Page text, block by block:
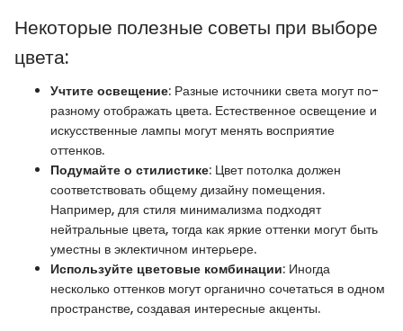
Некоторые полезные советы при выборе
цвета:
Учтите освещение: Разные источники света могут по-
разному отображать цвета. Естественное освещение и
искусственные лампы могут менять восприятие
оттенков.
Подумайте о стилистике: Цвет потолка должен
соответствовать общему дизайну помещения.
Например, для стиля минимализма подходят
нейтральные цвета, тогда как яркие оттенки могут быть
уместны в эклектичном интерьере.
Используйте цветовые комбинации: Иногда
несколько оттенков могут органично сочетаться в одном
пространстве, создавая интересные акценты.